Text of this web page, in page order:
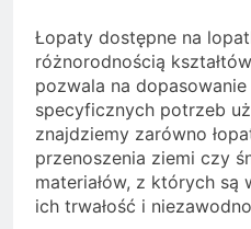
Łopaty dostępne na
różnorodnością
pozwala na
specyficznych potrzeb
znajdziemy zarówno
przenoszenia ziemi czy
materiałów, z których są
ich trwałość i